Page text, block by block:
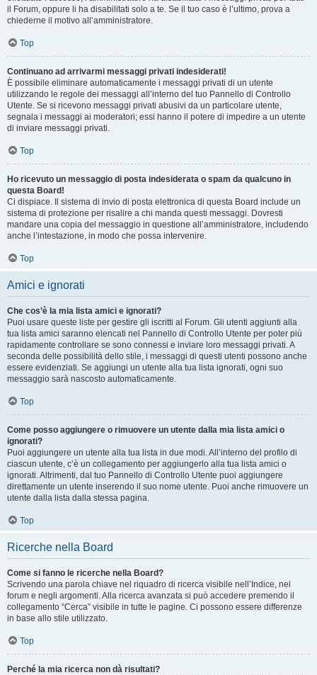
il Forum, oppure li ha disabilitati solo a te. Se il tuo caso è l’ultimo, prova a
chiederne il motivo all’amministratore.
Top
Continuano ad arrivarmi messaggi privati indesiderati!
È possibile eliminare automaticamente i messaggi privati ​​di un utente
utilizzando le regole dei messaggi all’interno del tuo Pannello di Controllo
Utente. Se si ricevono messaggi privati ​​abusivi da un particolare utente,
segnala i messaggi ai moderatori; essi hanno il potere di impedire a un utente
di inviare messaggi privati​​.
Top
Ho ricevuto un messaggio di posta indesiderata o spam da qualcuno in
questa Board!
Ci dispiace. Il sistema di invio di posta elettronica di questa Board include un
sistema di protezione per risalire a chi manda questi messaggi. Dovresti
mandare una copia del messaggio in questione all’amministratore, includendo
anche l’intestazione, in modo che possa intervenire.
Top
Amici e ignorati
Che cos’è la mia lista amici e ignorati?
Puoi usare queste liste per gestire gli iscritti al Forum. Gli utenti aggiunti alla
tua lista amici saranno elencati nel Pannello di Controllo Utente per poter più
rapidamente controllare se sono connessi e inviare loro messaggi privati. A
seconda delle possibilità dello stile, i messaggi di questi utenti possono anche
essere evidenziati. Se aggiungi un utente alla tua lista ignorati, ogni suo
messaggio sarà nascosto automaticamente.
Top
Come posso aggiungere o rimuovere un utente dalla mia lista amici o
ignorati?
Puoi aggiungere un utente alla tua lista in due modi. All’interno del profilo di
ciascun utente, c’è un collegamento per aggiungerlo alla tua lista amici o
ignorati. Altrimenti, dal tuo Pannello di Controllo Utente puoi aggiungere
direttamente un utente inserendo il suo nome utente. Puoi anche rimuovere un
utente dalla lista dalla stessa pagina.
Top
Ricerche nella Board
Come si fanno le ricerche nella Board?
Scrivendo una parola chiave nel riquadro di ricerca visibile nell’Indice, nei
forum e negli argomenti. Alla ricerca avanzata si può accedere premendo il
collegamento “Cerca” visibile in tutte le pagine. Ci possono essere differenze
in base allo stile utilizzato.
Top
Perché la mia ricerca non dà risultati?